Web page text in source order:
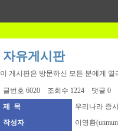
자유게시판
이 게시판은 방문하신 모든 분에게 열
글번호 6020 조회수 1224 댓글 0
제 목
우리나라 증
작성자
이영환